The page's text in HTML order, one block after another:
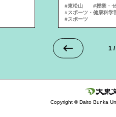
東松山
授業・
スポーツ・健康科学
スポーツ
1/
Copyright © Daito Bunka